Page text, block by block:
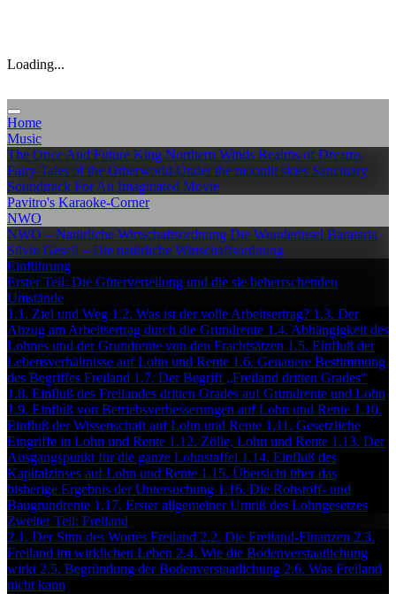
Loading...
Home
Music
The Once And Future King Northern Winds Realms of Dreams
Fairy Tales of the Otherworld Under the moonlit skies Sanctuary
Soundtrack For An Imaginated Movie
Pavitro's Karaoke-Corner
NWO
NWO – Natürliche Wirtschaftsordnung Die Wunderinsel Barataria
Silvio Gesell – Die natürliche Wirtschaftsordnung
Einführung
Erster Teil: Die Güterverteilung und die sie beherrschenden
Umstände
1.1. Ziel und Weg 1.2. Was ist der volle Arbeitsertrag? 1.3. Der
Abzug am Arbeitsertrag durch die Grundrente 1.4. Abhängigkeit des
Lohnes und der Grundrente von den Frachtsätzen 1.5. Einfluß der
Lebensverhältnisse auf Lohn und Rente 1.6. Genauere Bestimmung
des Begriffes Freiland 1.7. Der Begriff „Freiland dritten Grades“
1.8. Einfluß des Freilandes dritten Grades auf Grundrente und Lohn
1.9. Einfluß von Betriebsverbesserungen auf Lohn und Rente 1.10.
Einfluß der Wissenschaft auf Lohn und Rente 1.11. Gesetzliche
Eingriffe in Lohn und Rente 1.12. Zölle, Lohn und Rente 1.13. Der
Ausgangspunkt für die ganze Lohnstaffel 1.14. Einfluß des
Kapitalzinses auf Lohn und Rente 1.15. Übersicht über das
bisherige Ergebnis der Untersuchung 1.16. Die Rohstoff- und
Baugrundrente 1.17. Erster allgemeiner Umriß des Lohngesetzes
Zweiter Teil: Freiland
2.1. Der Sinn des Wortes Freiland 2.2. Die Freiland-Finanzen 2.3.
Freiland im wirklichen Leben 2.4. Wie die Bodenverstaatlichung
wirkt 2.5. Begründung der Bodenverstaatlichung 2.6. Was Freiland
nicht kann